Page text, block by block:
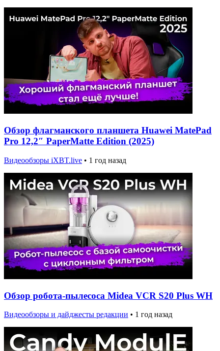
Обзор флагманского планшета Huawei MatePad
Pro 12,2″ PaperMatte Edition (2025)
Видеообзоры iXBT.live • 1 год назад
Обзор робота-пылесоса Midea VCR S20 Plus WH
Видеообзоры и дайджесты редакции • 1 год назад